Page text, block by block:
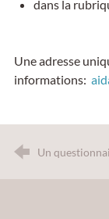
dans la
Une adresse
informations:
Un